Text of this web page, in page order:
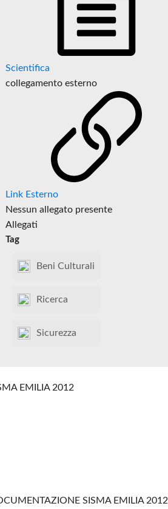
Scientifica
collegamento esterno
Link Esterno
Nessun allegato presente
Allegati
Tag
Beni Culturali
Ricerca
Sicurezza
EMILIA 2012
SISMA EMILIA 2012